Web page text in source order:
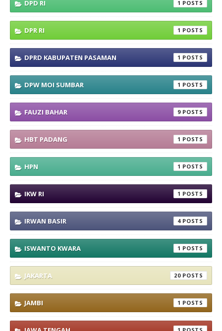
DPD RI 1
DPR RI 1
DPRD KABUPATEN PASAMAN 1
DPW MOI SUMBAR 1
FAUZI BAHAR 9
HBT PADANG 1
HPN 1
IKW RI 1
IRWAN BASIR 4
ISWANTO KWARA 1
JAKARTA 20
JAMBI 1